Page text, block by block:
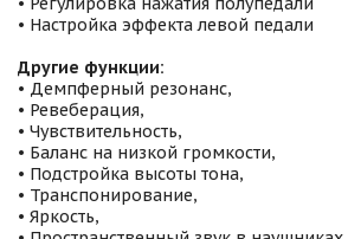
• Настройка эффекта левой педали
Другие функции:
• Демпферный резонанс,
• Ревеберация,
• Чувствительность,
• Баланс на низкой громкости,
• Подстройка высоты тона,
• Транспонирование,
• Яркость,